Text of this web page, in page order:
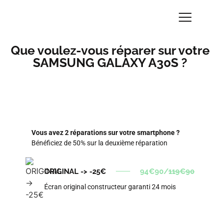
Que voulez-vous réparer sur votre
SAMSUNG GALAXY A30S ?
Vous avez 2 réparations sur votre smartphone ?
Bénéficiez de 50% sur la deuxième réparation
ORIGINAL -> -25€ 94€90/119€90
Écran original constructeur garanti 24 mois